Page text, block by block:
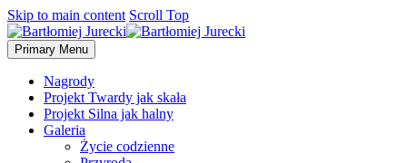
Skip to main content Scroll Top
Primary Menu
Nagrody
Projekt Twardy jak skała
Projekt Silna jak halny
Galeria
Życie codzienne